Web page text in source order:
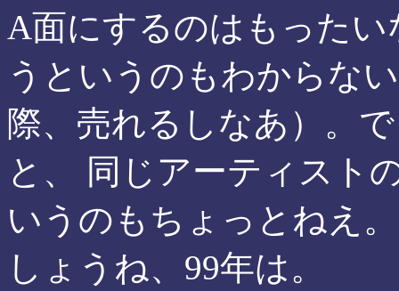
A面にするのはもった
うというのもわからな
際、売れるしなあ）。
と、 同じアーティスト
いうのもちょっとねえ
しょうね、99年は。